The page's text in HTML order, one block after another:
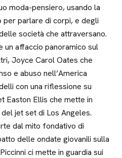
moda-pensiero, usando la
parlare di corpi, e degli
società che attraversano.
un affaccio panoramico sul
Joyce Carol Oates che
e abuso nell’America
con una riflessione su
Easton Ellis che mette in
jet set di Los Angeles.
dal mito fondativo di
delle ondate giovanili sulla
ci mette in guardia sui